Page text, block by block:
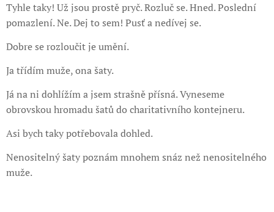
Tyhle taky! Už jsou prostě pryč. Rozluč se. Hned. Poslední
pomazlení. Ne. Dej to sem! Pusť a nedívej se.
Dobre se rozloučit je umění.
Ja třídím muže, ona šaty.
Já na ni dohlížím a jsem strašně přísná. Vyneseme
obrovskou hromadu šatů do charitativního kontejneru.
Asi bych taky potřebovala dohled.
Nenositelný šaty poznám mnohem snáz než nenositelného
muže.